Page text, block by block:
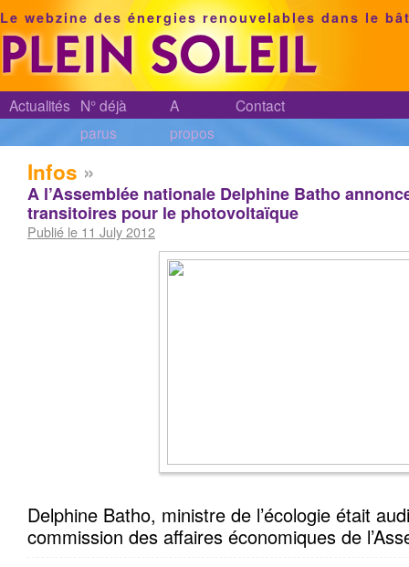
Le webzine des énergies renouvelables dans le
Actualités N° déjà
parus
A
propos
Contact
Infos »
A l’Assemblée nationale Delphine Batho
transitoires pour le photovoltaïque
Publié le 11 July 2012
Delphine Batho, ministre de l’écologie était
commission des affaires économiques de